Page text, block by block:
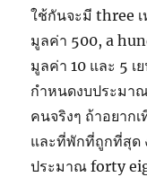
ใช้กันจะมี three
มูลค่า 500, a
มูลค่า 10 และ 5 เ
กำหนดงบประมา
คนจริงๆ ถ้าอยาก
และที่พักที่ถูกที่สุด
ประมาณ forty